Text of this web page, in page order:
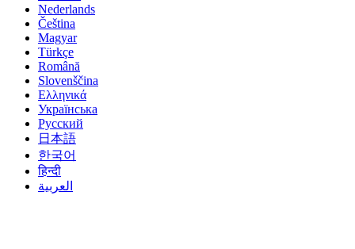
Nederlands
Čeština
Magyar
Türkçe
Română
Slovenščina
Ελληνικά
Українська
Русский
日本語
한국어
हिन्दी
العربية